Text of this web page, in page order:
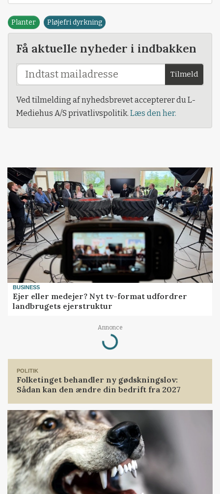
Planter Pløjefri dyrkning
Få aktuelle nyheder i indbakken
Tilmeld
Ved tilmelding af nyhedsbrevet accepterer du L-
Mediehus A/S privatlivspolitik. Læs den her.
BUSINESS
Ejer eller medejer? Nyt tv-format udfordrer
landbrugets ejerstruktur
Annonce
Loading...
POLITIK
Folketinget behandler ny gødskningslov:
Sådan kan den ændre din bedrift fra 2027